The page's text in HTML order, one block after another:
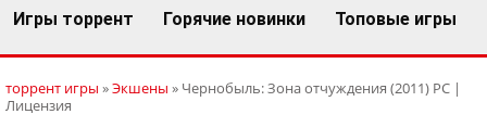
Игры торрент Горячие новинки Топовые игры
торрент игры »Экшены » Чернобыль: Зона отчуждения (2011) PC |
Лицензия